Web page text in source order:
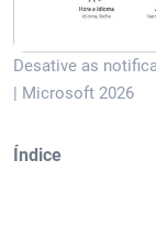
Desative as
| Microsoft 2026
Índice